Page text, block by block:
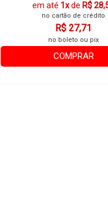
em até 1xde R$
no cartão de crédito
R$ 27,71
no boleto ou pix
COMPRAR